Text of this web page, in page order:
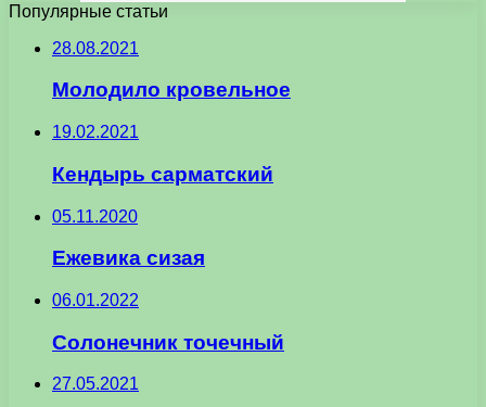
Популярные статьи
28.08.2021
Молодило кровельное
19.02.2021
Кендырь сарматский
05.11.2020
Ежевика сизая
06.01.2022
Солонечник точечный
27.05.2021